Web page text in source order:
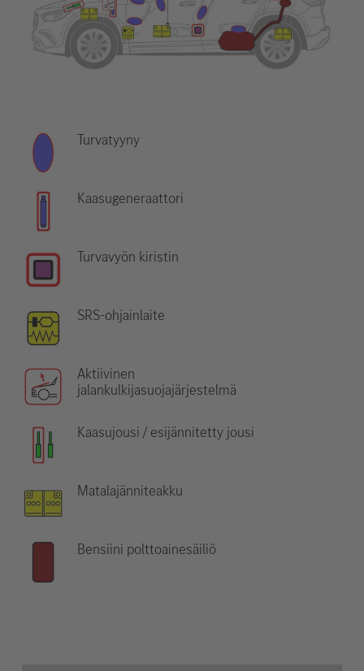
Turvatyyny
Kaasugeneraattori
Turvavyön kiristin
SRS-ohjainlaite
Aktiivinen
jalankulkijasuojajärjestelmä
Kaasujousi / esijännitetty jousi
Matalajänniteakku
Bensiini polttoainesäiliö